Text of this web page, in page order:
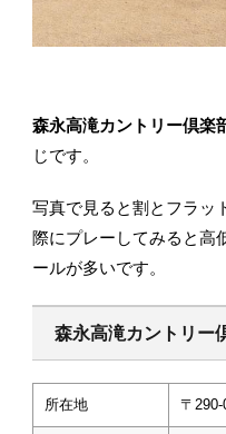
森永高滝カントリー倶楽
じです。
写真で見ると割とフラッ
際にプレーしてみると高
ールが多いです。
森永高滝カントリー
所在地 〒